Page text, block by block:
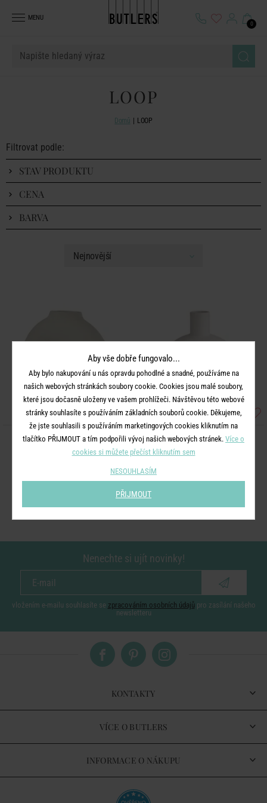
MENU
0
LOOP
Domů LOOP
Filtrovat podle:
STAV PRODUKTU
CENA
BARVA
LOOP
Váza 26 cm - béžová
LOOP
Váza 30 cm - bílá
Nenechte si ujít novinky!
vložením e-mailu souhlasíte se zpracováním osobních údajů pro zasílání našeho
newsletteru
KONTAKTY
VÍCE O BUTLERS
INFORMACE O NÁKUPU
Aby vše dobře fungovalo...
Aby bylo nakupování u nás opravdu pohodlné a snadné, používáme na
našich webových stránkách soubory cookie. Cookies jsou malé soubory,
které jsou dočasně uloženy ve vašem prohlížeči. Návštěvou této webové
stránky souhlasíte s používáním základních souborů cookie. Děkujeme,
že jste souhlasili s používáním marketingových cookies kliknutím na
tlačítko PŘIJMOUT a tím podpořili vývoj našich webových stránek. Více o
cookies si můžete přečíst kliknutím sem
NESOUHLASÍM
PŘIJMOUT